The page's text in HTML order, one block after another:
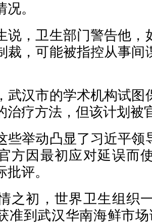
。
说，卫生部门警告他，
裁，可能被指控从事间
武汉市的学术机构试图
治疗方法，但该计划被
些举动凸显了习近平领
方因最初应对延误而
评。
之初，世界卫生组织
准到武汉华南海鲜市